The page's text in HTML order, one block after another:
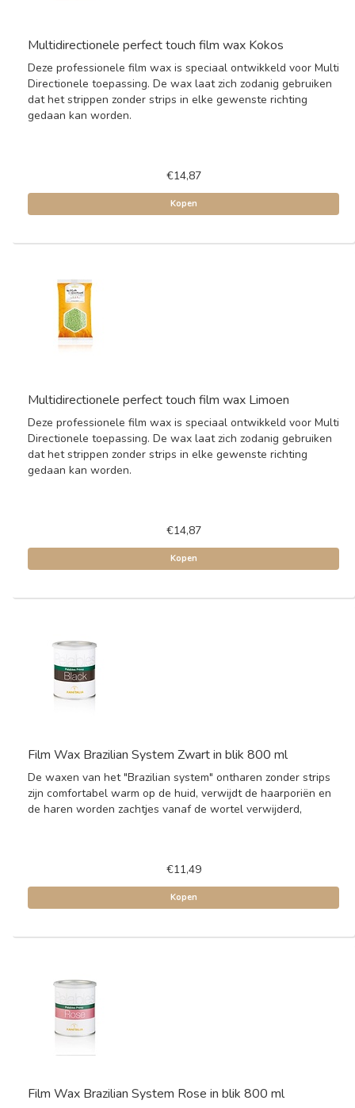
Multidirectionele perfect touch film wax Kokos
Deze professionele film wax is speciaal ontwikkeld voor Multi
Directionele toepassing. De wax laat zich zodanig gebruiken
dat het strippen zonder strips in elke gewenste richting
gedaan kan worden.
€14,87
Kopen
Multidirectionele perfect touch film wax Limoen
Deze professionele film wax is speciaal ontwikkeld voor Multi
Directionele toepassing. De wax laat zich zodanig gebruiken
dat het strippen zonder strips in elke gewenste richting
gedaan kan worden.
€14,87
Kopen
Film Wax Brazilian System Zwart in blik 800 ml
De waxen van het "Brazilian system" ontharen zonder strips
zijn comfortabel warm op de huid, verwijdt de haarporiën en
de haren worden zachtjes vanaf de wortel verwijderd,
€11,49
Kopen
Film Wax Brazilian System Rose in blik 800 ml